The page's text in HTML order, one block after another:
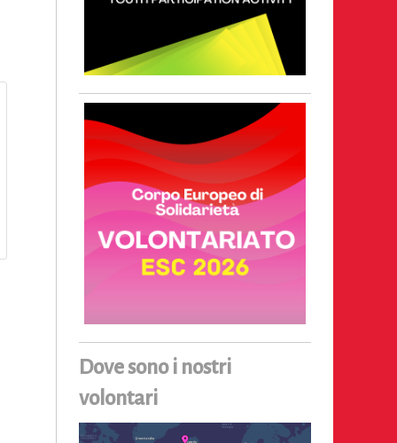
Dove sono i nostri
volontari